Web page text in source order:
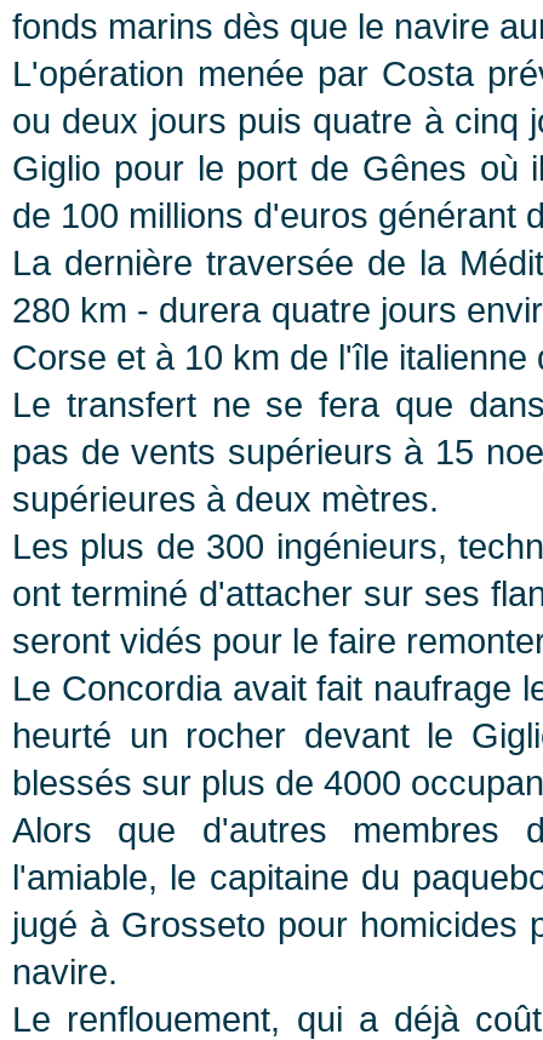
fonds marins dès que le navire
L'opération menée par Costa
ou deux jours puis quatre à cinq
Giglio pour le port de Gênes où
de 100 millions d'euros générant
La dernière traversée de la
280 km - durera quatre jours
Corse et à 10 km de l'île italienne
Le transfert ne se fera que
pas de vents supérieurs à 15
supérieures à deux mètres.
Les plus de 300 ingénieurs,
ont terminé d'attacher sur ses
seront vidés pour le faire
Le Concordia avait fait naufrage
heurté un rocher devant le
blessés sur plus de 4000
Alors que d'autres membres
l'amiable, le capitaine du
jugé à Grosseto pour homicides
navire.
Le renflouement, qui a déjà